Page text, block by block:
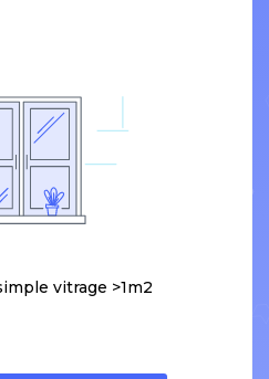
vitrage >1m2